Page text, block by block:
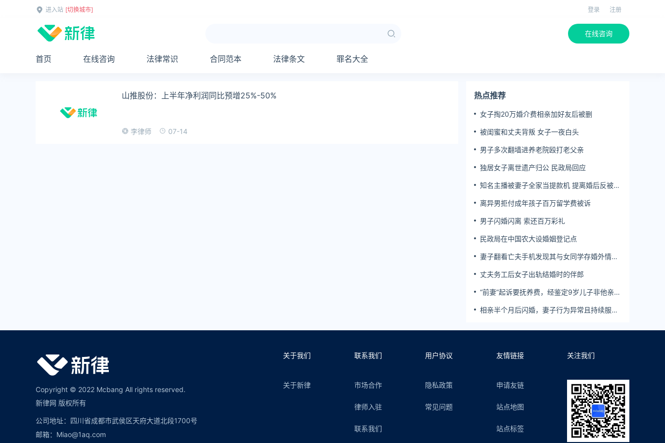
进入站 [切换城市] 登录 注册
在线咨询
首页 在线咨询 法律常识 合同范本 法律条文 罪名大全
山推股份：上半年净利润同比预增25%-50%
李律师 07-14
热点推荐
女子掏20万婚介费相亲加好友后被删
被闺蜜和丈夫背叛 女子一夜白头
男子多次翻墙进养老院殴打老父亲
独居女子离世遗产归公 民政局回应
知名主播被妻子全家当提款机 提离婚后反被对
离异男拒付成年孩子百万留学费被诉
男子闪婚闪离 索还百万彩礼
民政局在中国农大设婚姻登记点
妻子翻看亡夫手机发现其与女同学存婚外情，
丈夫务工后女子出轨结婚时的伴郎
“前妻”起诉要抚养费，经鉴定9岁儿子非他亲
相亲半个月后闪婚，妻子行为异常且持续服
病，撤销两人婚姻关系
Copyright © 2022 Mcbang All rights reserved.
新律网 版权所有
公司地址：四川省成都市武侯区天府大道北段1700号
邮箱：Miao@1aq.com
关于我们
关于新律
联系我们
市场合作
律师入驻
联系我们
用户协议
隐私政策
常见问题
友情链接
申请友链
站点地图
站点标签
关注我们